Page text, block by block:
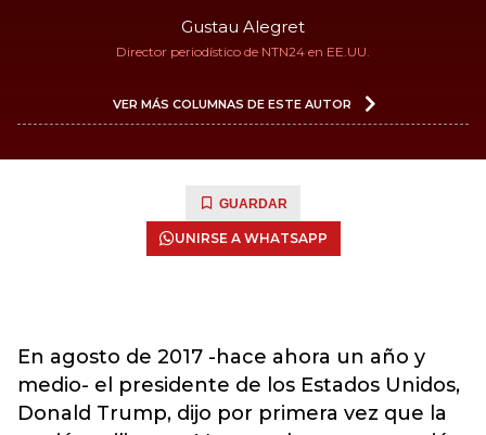
Gustau Alegret
Director periodístico de NTN24 en EE.UU.
VER MÁS COLUMNAS DE ESTE AUTOR
GUARDAR
UNIRSE A WHATSAPP
En agosto de 2017 -hace ahora un año y
medio- el presidente de los Estados Unidos,
Donald Trump, dijo por primera vez que la